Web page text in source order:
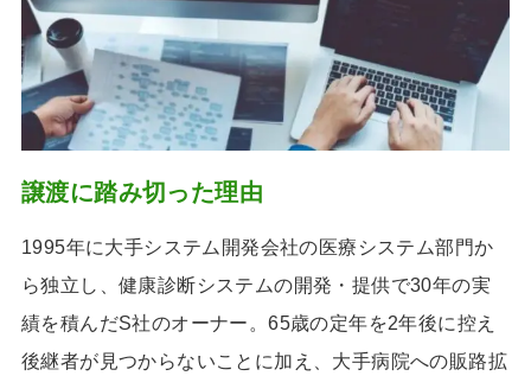
譲渡に踏み切った理由
1995年に大手システム開発会社の医療システム部門か
ら独立し、健康診断システムの開発・提供で30年の実
績を積んだS社のオーナー。65歳の定年を2年後に控え
後継者が見つからないことに加え、大手病院への販路拡